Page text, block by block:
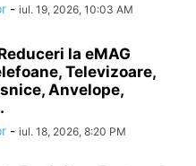
- iul. 19, 2026, 10:03 AM
la eMAG
Televizoare,
Anvelope,
- iul. 18, 2026, 8:20 PM